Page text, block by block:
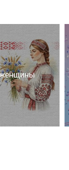
женщины